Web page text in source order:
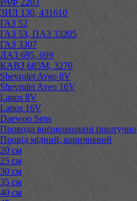
ЗИЛ 130, 431610
ГАЗ 52
ГАЗ 53, ПАЗ 33205
ГАЗ 3307
ЛАЗ 695, 699
КАВЗ 685М, 3270
Shevrolet Aveo 8V
Shevrolet Aveo 16V
Lanos 8V
Lanos 16V
Daewoo Sens
Провода високовольтні поштучно
Провід мідний, коричневий
20 см
25 см
30 см
35 см
40 см